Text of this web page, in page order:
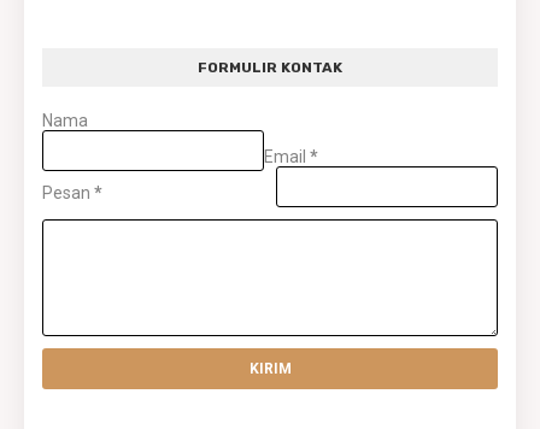
FORMULIR KONTAK
Nama
Email *
Pesan *